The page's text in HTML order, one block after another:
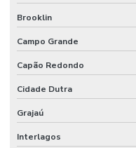
Instalação de piso industrial
Instalação de piso industrial
Instalação de piso
Instalação de porcelanato
Brooklin
Campo Grande
Capão Redondo
Cidade Dutra
Grajaú
Interlagos